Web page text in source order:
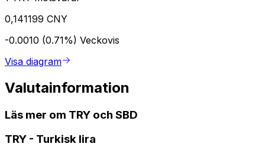
0,141199 CNY
-0.0010 (0.71%) Veckovis
Visa diagram
Valutainformation
Läs mer om TRY och SBD
TRY - Turkisk lira